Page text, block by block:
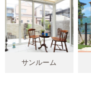
サンルーム